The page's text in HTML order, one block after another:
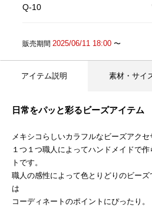
Q-10
販売期間 2025/06/11 18:00〜
アイテム説明 素材・サイ
日常をパッと彩るビーズアイテム
メキシコらしいカラフルなビーズアクセ
１つ１つ職人によってハンドメイドで
トです。
職人の感性によって色とりどりのビー
は
コーディネートのポイントにぴったり。